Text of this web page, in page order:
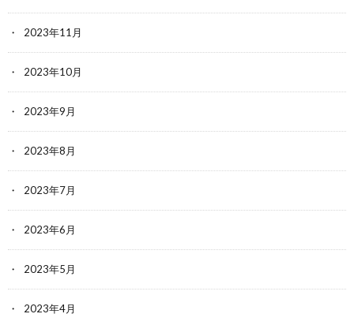
2023年11月
2023年10月
2023年9月
2023年8月
2023年7月
2023年6月
2023年5月
2023年4月